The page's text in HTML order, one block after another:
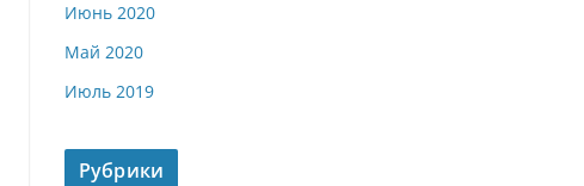
Июнь 2020
Май 2020
Июль 2019
Рубрики